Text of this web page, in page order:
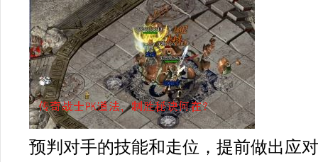
预判对手的技能和走位，提前做出应